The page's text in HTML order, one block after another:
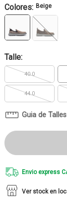
Colores: Beige
Talle:
40.0
44.0
Guia de Talles
Envio express
Ver stock en